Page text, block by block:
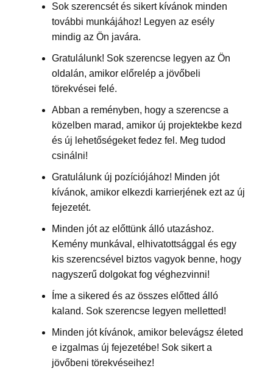
Sok szerencsét és sikert kívánok minden
további munkájához! Legyen az esély
mindig az Ön javára.
Gratulálunk! Sok szerencse legyen az Ön
oldalán, amikor előrelép a jövőbeli
törekvései felé.
Abban a reményben, hogy a szerencse a
közelben marad, amikor új projektekbe kezd
és új lehetőségeket fedez fel. Meg tudod
csinálni!
Gratulálunk új pozíciójához! Minden jót
kívánok, amikor elkezdi karrierjének ezt az új
fejezetét.
Minden jót az előttünk álló utazáshoz.
Kemény munkával, elhivatottsággal és egy
kis szerencsével biztos vagyok benne, hogy
nagyszerű dolgokat fog véghezvinni!
Íme a sikered és az összes előtted álló
kaland. Sok szerencse legyen melletted!
Minden jót kívánok, amikor belevágsz életed
e izgalmas új fejezetébe! Sok sikert a
jövőbeni törekvéseihez!